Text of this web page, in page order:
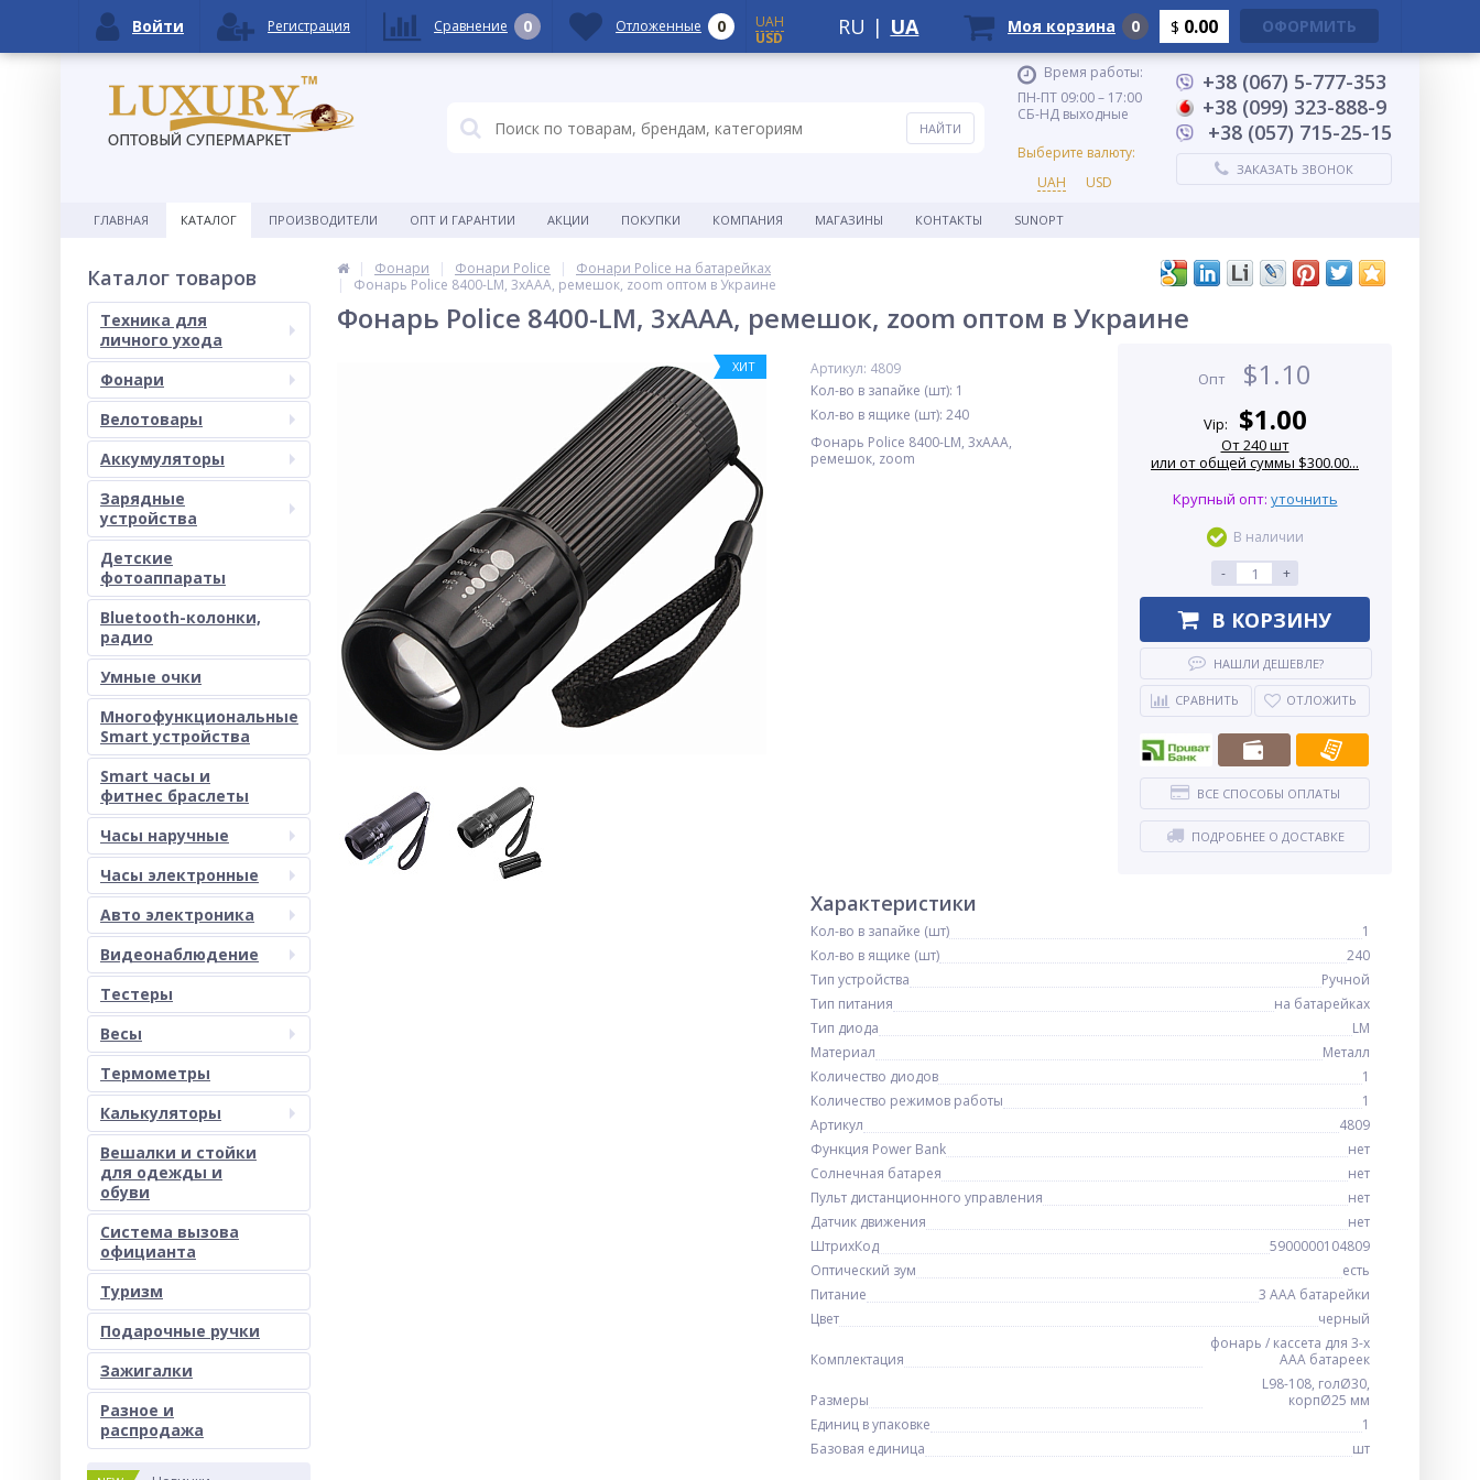
Время работы:
ПН-ПТ 09:00 – 17:00
СБ-НД выходные
Выберите валюту:
UAH
USD
+38 (067) 5-777-353
+38 (099) 323-888-9
+38 (057) 715-25-15
ЗАКАЗАТЬ ЗВОНОК
ГЛАВНАЯ КАТАЛОГ ПРОИЗВОДИТЕЛИ ОПТ И ГАРАНТИИ АКЦИИ ПОКУПКИ КОМПАНИЯ МАГАЗИНЫ КОНТАКТЫ SUNOPT
Каталог товаров
Техника для
личного ухода
Фонари
Велотовары
Аккумуляторы
Зарядные
устройства
Детские
фотоаппараты
Bluetooth-колонки,
радио
Умные очки
Многофункциональные
Smart устройства
Smart часы и
фитнес браслеты
Часы наручные
Часы электронные
Авто электроника
Видеонаблюдение
Тестеры
Весы
Термометры
Калькуляторы
Вешалки и стойки
для одежды и
обуви
Система вызова
официанта
Туризм
Подарочные ручки
Зажигалки
Разное и
раcпродажа
Фонари Фонари Police
Фонари Police на батарейках
Фонарь Police 8400-LM, 3xAAA, ремешок, zoom оптом в Украине
Фонарь Police 8400-LM, 3xAAA, ремешок, zoom оптом в Украине
ХИТ
Артикул: 4809
Кол-во в запайке (шт): 1
Кол-во в ящике (шт): 240
Фонарь Police 8400-LM, 3xAAA,
ремешок, zoom
Опт $1.10
Vip: $1.00
От 240 шт
или от общей суммы $300.00...
Крупный опт: уточнить
В наличии
-
+
В КОРЗИНУ
НАШЛИ ДЕШЕВЛЕ?
СРАВНИТЬ ОТЛОЖИТЬ
ВСЕ СПОСОБЫ ОПЛАТЫ
ПОДРОБНЕЕ О ДОСТАВКЕ
Характеристики
Кол-во в запайке (шт)
1
Кол-во в ящике (шт)
240
Тип устройства
Ручной
Тип питания
на батарейках
Тип диода
LM
Материал
Металл
Количество диодов
1
Количество режимов работы
1
Артикул
4809
Функция Power Bank
нет
Солнечная батарея
нет
Пульт дистанционного управления
нет
Датчик движения
нет
ШтрихКод
5900000104809
Оптический зум
есть
Питание
3 ААА батарейки
Цвет
черный
Комплектация
фонарь / кассета для 3-х
ААА батареек
Размеры
L98-108, голØ30,
корпØ25 мм
Единиц в упаковке
1
Базовая единица
шт
Войти Регистрация Сравнение 0 Отложенные 0
UAH
USD
RU | UA Моя корзина 0 $ 0.00 ОФОРМИТЬ